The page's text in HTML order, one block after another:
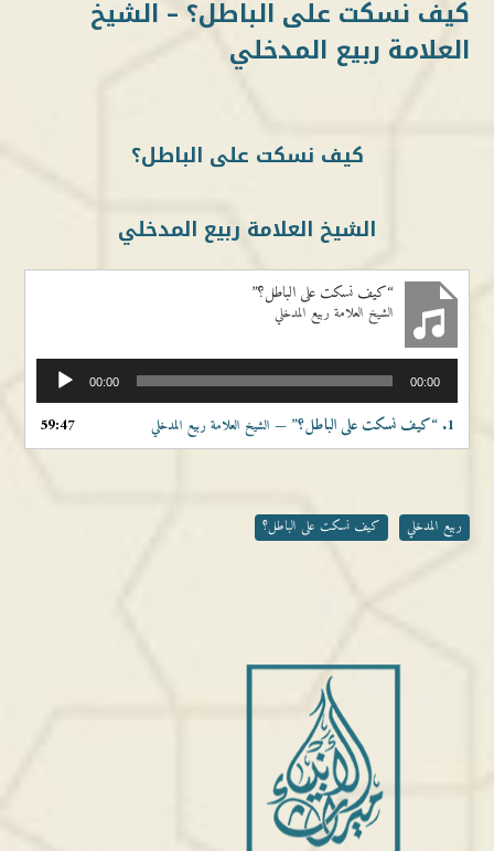
كيف نسكت على الباطل؟ – الشيخ
العلامة ربيع المدخلي
كيف نسكت على الباطل؟
الشيخ العلامة ربيع المدخلي
“كيف نسكت على الباطل؟”
الشيخ العلامة ربيع المدخلي
الصوت
00:00 00:00
1. “كيف نسكت على الباطل؟” — الشيخ العلامة ربيع المدخلي 59:47
ربيع المدخلي كيف نسكت على الباطل؟